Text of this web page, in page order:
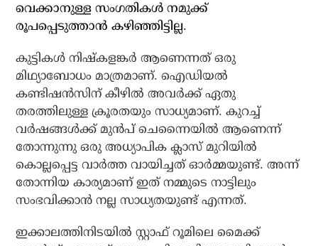
വെക്കാനുള്ള സംഗതികൾ നമുക്ക്
രൂപപ്പെടുത്താൻ കഴിഞ്ഞിട്ടില്ല.
കുട്ടികൾ നിഷ്കളങ്കർ ആണെന്നത് ഒരു
മിഥ്യാബോധം മാത്രമാണ്. ഐഡിയൽ
കണ്ടിഷൻസിന് കീഴിൽ അവർക്ക് ഏതു
തരത്തിലുള്ള ക്രൂരതയും സാധ്യമാണ്. കുറച്ച്
വർഷങ്ങൾക്ക് മുൻപ് ചെന്നൈയിൽ ആണെന്ന്
തോന്നുന്നു ഒരു അധ്യാപിക ക്ലാസ് മുറിയിൽ
കൊല്ലപ്പെട്ട വാർത്ത വായിച്ചത് ഓർമ്മയുണ്ട്. അന്ന്
തോന്നിയ കാര്യമാണ് ഇത് നമ്മുടെ നാട്ടിലും
സംഭവിക്കാൻ നല്ല സാധ്യതയുണ്ട് എന്നത്.
ഇക്കാലത്തിനിടയിൽ സ്റ്റാഫ് റൂമിലെ മൈക്ക്